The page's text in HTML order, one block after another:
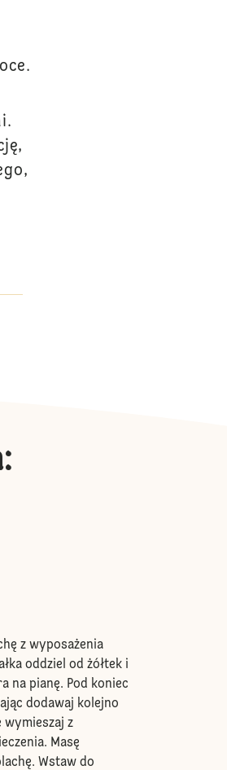
:
z wyposażenia
oddziel od żółtek i
na pianę. Pod koniec
dodawaj kolejno
wymieszaj z
Masę
Wstaw do